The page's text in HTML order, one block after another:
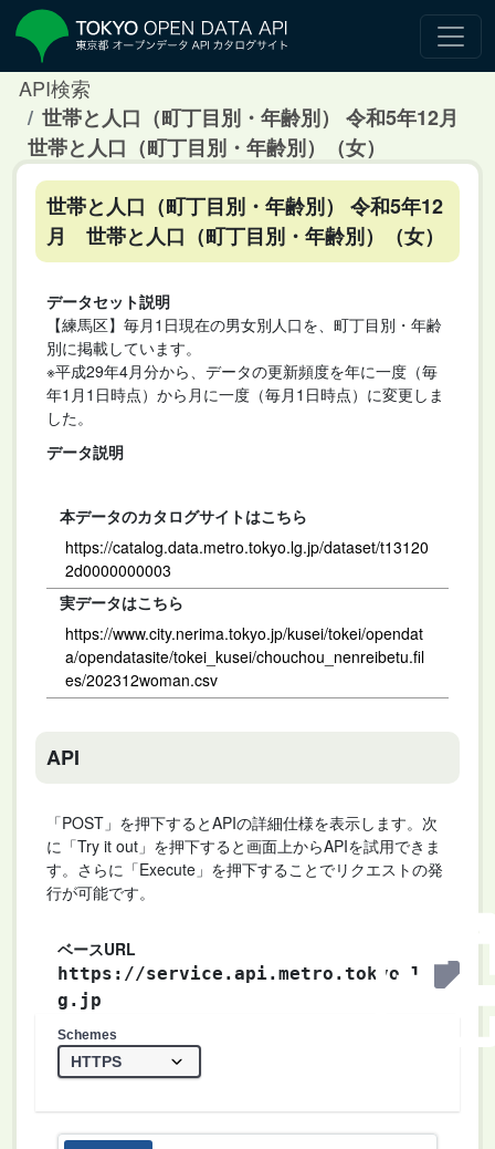
API検索
世帯と人口（町丁目別・年齢別） 令和5年12月
世帯と人口（町丁目別・年齢別）（女）
世帯と人口（町丁目別・年齢別） 令和5年12
月 世帯と人口（町丁目別・年齢別）（女）
データセット説明
【練馬区】毎月1日現在の男女別人口を、町丁目別・年齢
別に掲載しています。
※平成29年4月分から、データの更新頻度を年に一度（毎
年1月1日時点）から月に一度（毎月1日時点）に変更しま
した。
データ説明
本データのカタログサイトはこちら
https://catalog.data.metro.tokyo.lg.jp/dataset/t13120
2d0000000003
実データはこちら
https://www.city.nerima.tokyo.jp/kusei/tokei/opendat
a/opendatasite/tokei_kusei/chouchou_nenreibetu.fil
es/202312woman.csv
API
「POST」を押下するとAPIの詳細仕様を表示します。次
に「Try it out」を押下すると画面上からAPIを試用できま
す。さらに「Execute」を押下することでリクエストの発
行が可能です。
ベースURL
https://service.api.metro.tokyo.l
g.jp
Schemes